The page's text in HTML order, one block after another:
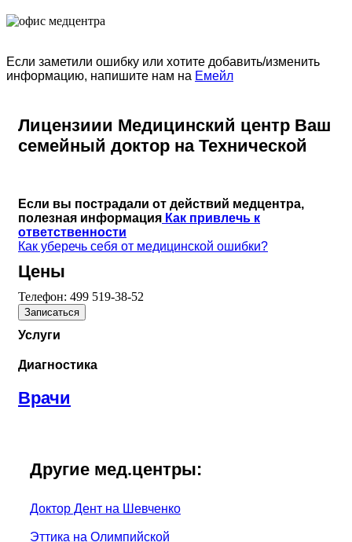
Если заметили ошибку или хотите добавить/изменить
информацию, напишите нам на Емейл
Лицензиии Медицинский центр Ваш
семейный доктор на Технической
Если вы пострадали от действий медцентра,
полезная информация Как привлечь к
ответственности
Как уберечь себя от медицинской ошибки?
Цены
Телефон: 499 519-38-52
Записаться
Услуги
Диагностика
Врачи
Другие мед.центры:
Доктор Дент на Шевченко
Эттика на Олимпийской